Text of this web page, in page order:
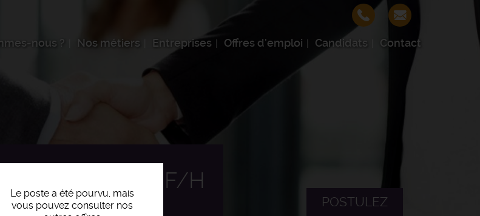
nous ? Nos métiers Entreprises Offres d'emploi Candidats Contact
Le poste a été pourvu, mais
vous pouvez consulter nos
POSTULEZ
APPLICATIF F/H